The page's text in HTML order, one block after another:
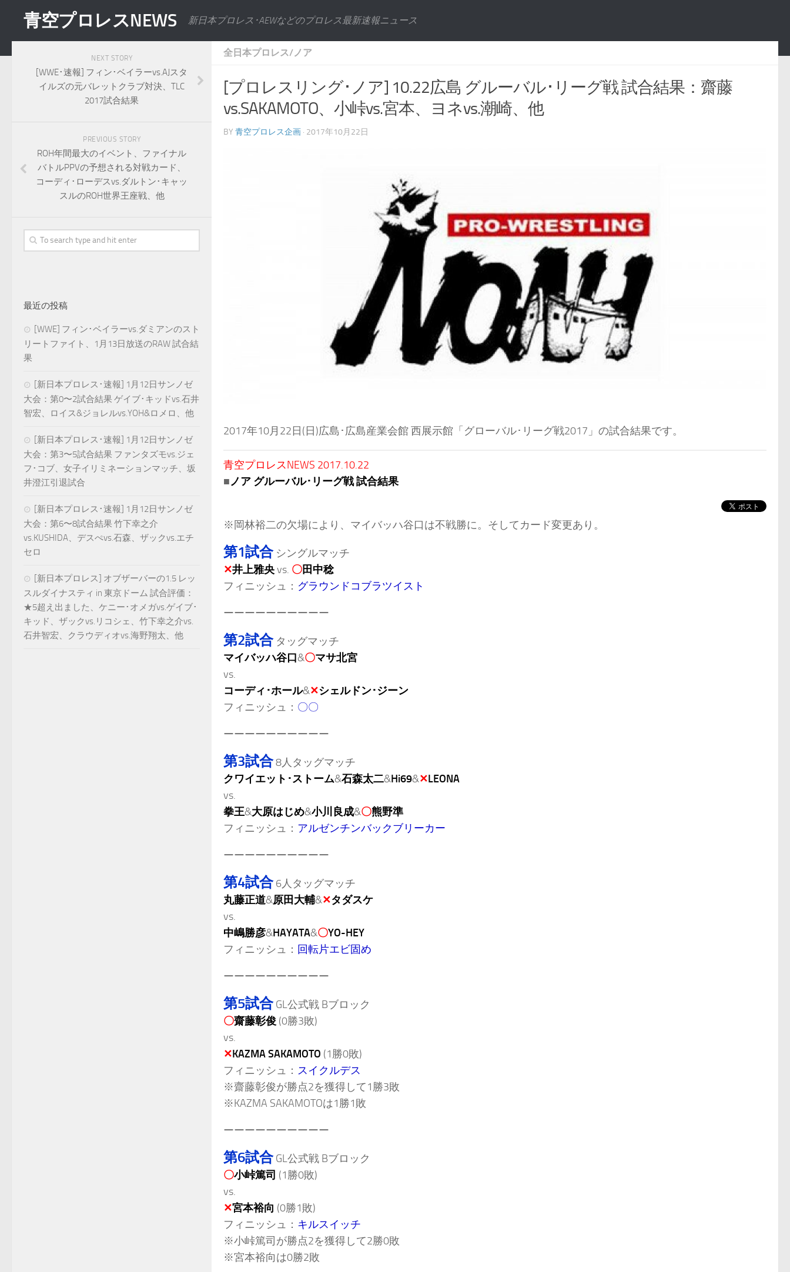
青空プロレスNEWS 新日本プロレス･AEWなどのプロレス最新速報ニュース
全日本プロレス/ノア
[プロレスリング･ノア] 10.22広島 グルーバル･リーグ戦 試合結果：齋藤
vs.SAKAMOTO、小峠vs.宮本、ヨネvs.潮崎、他
BY 青空プロレス企画 · 2017年10月22日
2017年10月22日(日)広島･広島産業会館 西展示館「グローバル･リーグ戦2017」の試合結果です。
青空プロレスNEWS 2017.10.22
■ノア グルーバル･リーグ戦 試合結果
※岡林裕二の欠場により、マイバッハ谷口は不戦勝に。そしてカード変更あり。
第1試合シングルマッチ
✕井上雅央vs. 〇田中稔
フィニッシュ： グラウンドコブラツイスト
ーーーーーーーーーー
第2試合タッグマッチ
マイバッハ谷口&〇マサ北宮
vs.
コーディ･ホール&✕シェルドン･ジーン
フィニッシュ： 〇〇
ーーーーーーーーーー
第3試合8人タッグマッチ
クワイエット･ストーム&石森太二&Hi69&✕LEONA
vs.
拳王&大原はじめ&小川良成&〇熊野準
フィニッシュ： アルゼンチンバックブリーカー
ーーーーーーーーーー
第4試合6人タッグマッチ
丸藤正道&原田大輔&✕タダスケ
vs.
中嶋勝彦&HAYATA&〇YO-HEY
フィニッシュ： 回転片エビ固め
ーーーーーーーーーー
第5試合GL公式戦 Bブロック
〇齋藤彰俊 (0勝3敗)
vs.
✕KAZMA SAKAMOTO (1勝0敗)
フィニッシュ： スイクルデス
※齋藤彰俊が勝点2を獲得して1勝3敗
※KAZMA SAKAMOTOは1勝1敗
ーーーーーーーーーー
第6試合GL公式戦 Bブロック
〇小峠篤司 (1勝0敗)
vs.
✕宮本裕向 (0勝1敗)
フィニッシュ： キルスイッチ
※小峠篤司が勝点2を獲得して2勝0敗
※宮本裕向は0勝2敗
NEXT STORY
[WWE･速報] フィン･ベイラーvs.AJスタ
イルズの元バレットクラブ対決、TLC
2017試合結果
PREVIOUS STORY
ROH年間最大のイベント、ファイナル
バトルPPVの予想される対戦カード、
コーディ･ローデスvs.ダルトン･キャッ
スルのROH世界王座戦、他
最近の投稿
[WWE] フィン･ベイラーvs.ダミアンのスト
リートファイト、1月13日放送のRAW 試合結
果
[新日本プロレス･速報] 1月12日サンノゼ
大会：第0〜2試合結果 ゲイブ･キッドvs.石井
智宏、ロイス&ジョレルvs.YOH&ロメロ、他
[新日本プロレス･速報] 1月12日サンノゼ
大会：第3〜5試合結果 ファンタズモvs.ジェ
フ･コブ、女子イリミネーションマッチ、坂
井澄江引退試合
[新日本プロレス･速報] 1月12日サンノゼ
大会：第6〜8試合結果 竹下幸之介
vs.KUSHIDA、デスぺvs.石森、ザックvs.エチ
セロ
[新日本プロレス] オブザーバーの1.5 レッ
スルダイナスティ in 東京ドーム 試合評価：
★5超え出ました、ケニー･オメガvs.ゲイブ･
キッド、ザックvs.リコシェ、竹下幸之介vs.
石井智宏、クラウディオvs.海野翔太、他